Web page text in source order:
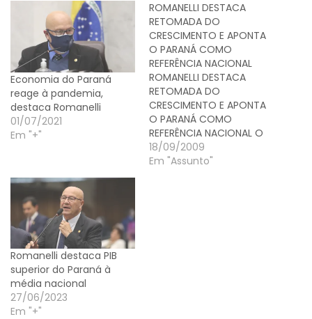
Economia do Paraná
reage à pandemia,
destaca Romanelli
01/07/2021
Em "+"
ROMANELLI DESTACA
RETOMADA DO
CRESCIMENTO E APONTA
O PARANÁ COMO
REFERÊNCIA NACIONAL
ROMANELLI DESTACA
RETOMADA DO
CRESCIMENTO E APONTA
O PARANÁ COMO
REFERÊNCIA NACIONAL O
deputado Luiz Claudio
Romanelli (PMDB), líder
18/09/2009
Em "Assunto"
Romanelli destaca PIB
superior do Paraná à
média nacional
27/06/2023
Em "+"